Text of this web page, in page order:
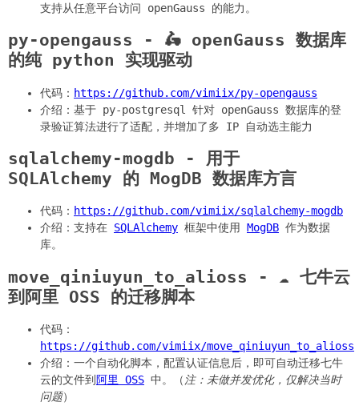
支持从任意平台访问 openGauss 的能力。
py-opengauss - 🛵 openGauss 数据库
的纯 python 实现驱动
代码： https://github.com/vimiix/py-opengauss
介绍：基于 py-postgresql 针对 openGauss 数据库的登
录验证算法进行了适配，并增加了多 IP 自动选主能力
sqlalchemy-mogdb - 用于
SQLAlchemy 的 MogDB 数据库方言
代码： https://github.com/vimiix/sqlalchemy-mogdb
介绍：支持在 SQLAlchemy 框架中使用 MogDB 作为数据
库。
move_qiniuyun_to_alioss - ☁️ 七牛云
到阿里 OSS 的迁移脚本
代码：
https://github.com/vimiix/move_qiniuyun_to_alioss
介绍：一个自动化脚本，配置认证信息后，即可自动迁移七牛
云的文件到 阿里 OSS 中。（注：未做并发优化，仅解决当时
问题）